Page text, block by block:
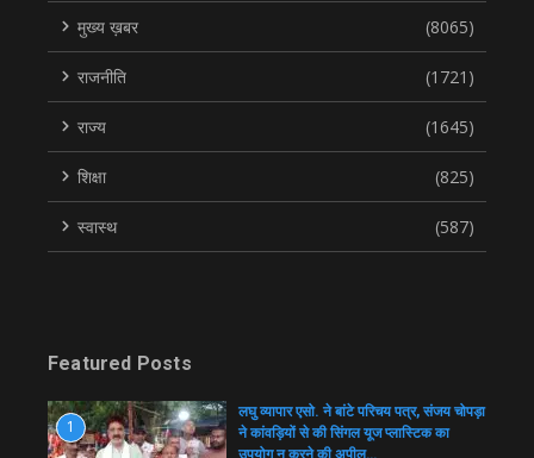
मुख्य ख़बर (8065)
राजनीति (1721)
राज्य (1645)
शिक्षा (825)
स्वास्थ (587)
Featured Posts
1
लघु व्यापार एसो. ने बांटे परिचय पत्र, संजय चोपड़ा
ने कांवड़ियों से की सिंगल यूज प्लास्टिक का
उपयोग न करने की अपील…